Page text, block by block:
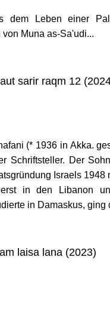
dem Leben einer
Muna as-Sa'udi...
sarir raqm 12
(* 1936 in Akka.
Schriftsteller. Der
Israels 1948
in den Libanon
in Damaskus, ging
laisa lana (2023)